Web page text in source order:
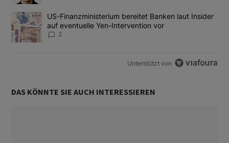
Ein Trendartikel mit dem Titel "US-Finanzministerium bereitet
US-Finanzministerium bereitet Banken laut Insider
auf eventuelle Yen-Intervention vor
2
Unterstützt von
DAS KÖNNTE SIE AUCH INTERESSIEREN